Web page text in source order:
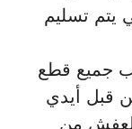
يتم تسليم
جميع قطع
قبل أيدي
من